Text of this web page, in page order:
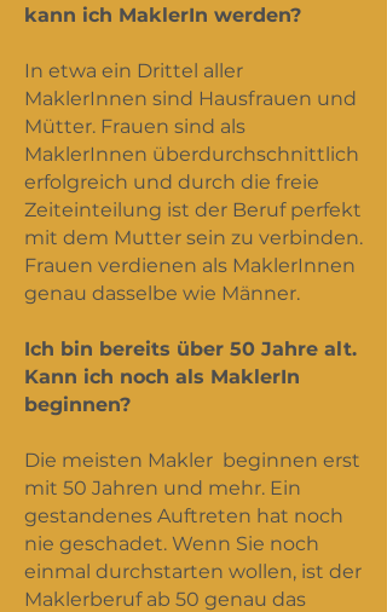
kann ich MaklerIn werden?
In etwa ein Drittel aller
MaklerInnen sind Hausfrauen und
Mütter. Frauen sind als
MaklerInnen überdurchschnittlich
erfolgreich und durch die freie
Zeiteinteilung ist der Beruf perfekt
mit dem Mutter sein zu verbinden.
Frauen verdienen als MaklerInnen
genau dasselbe wie Männer.
Ich bin bereits über 50 Jahre alt.
Kann ich noch als MaklerIn
beginnen?
Die meisten Makler beginnen erst
mit 50 Jahren und mehr. Ein
gestandenes Auftreten hat noch
nie geschadet. Wenn Sie noch
einmal durchstarten wollen, ist der
Maklerberuf ab 50 genau das